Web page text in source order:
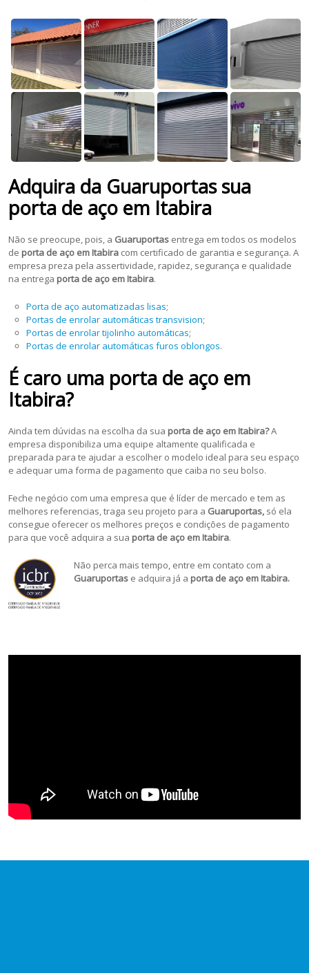
Adquira da Guaruportas sua
porta de aço em Itabira
Não se preocupe, pois, a Guaruportas entrega em todos os modelos
de porta de aço em Itabira com certificado de garantia e segurança. A
empresa preza pela assertividade, rapidez, segurança e qualidade
na entrega porta de aço em Itabira.
Porta de aço automatizadas lisas;
Portas de enrolar automáticas transvision;
Portas de enrolar tijolinho automáticas;
Portas de enrolar automáticas furos oblongos.
É caro uma porta de aço em
Itabira?
Ainda tem dúvidas na escolha da sua porta de aço em Itabira?A
empresa disponibiliza uma equipe altamente qualificada e
preparada para te ajudar a escolher o modelo ideal para seu espaço
e adequar uma forma de pagamento que caiba no seu bolso.
Feche negócio com uma empresa que é líder de mercado e tem as
melhores referencias, traga seu projeto para a Guaruportas, só ela
consegue oferecer os melhores preços e condições de pagamento
para que você adquira a sua porta de aço em Itabira.
Não perca mais tempo, entre em contato com a
Guaruportas e adquira já a porta de aço em Itabira.